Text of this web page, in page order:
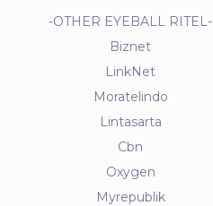
-OTHER EYEBALL RITEL-
Biznet
LinkNet
Moratelindo
Lintasarta
Cbn
Oxygen
Myrepublik